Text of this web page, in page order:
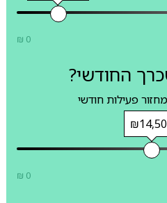
₪ 0
החודשי?
פעילות חודשי
₪ 0